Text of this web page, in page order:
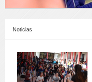
Noticias